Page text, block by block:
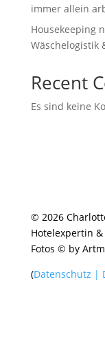
immer allein
Housekeeping
Wäschelogistik
Recent
Es sind keine
© 2026
Hotelexpertin
Fotos © by
(Datenschutz |